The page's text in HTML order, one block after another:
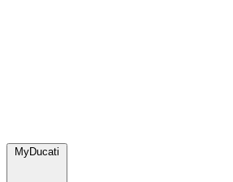
MyDucati